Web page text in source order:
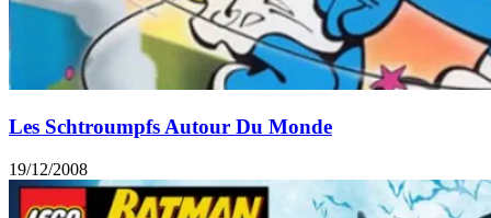
Les Schtroumpfs Autour Du Monde
19/12/2008